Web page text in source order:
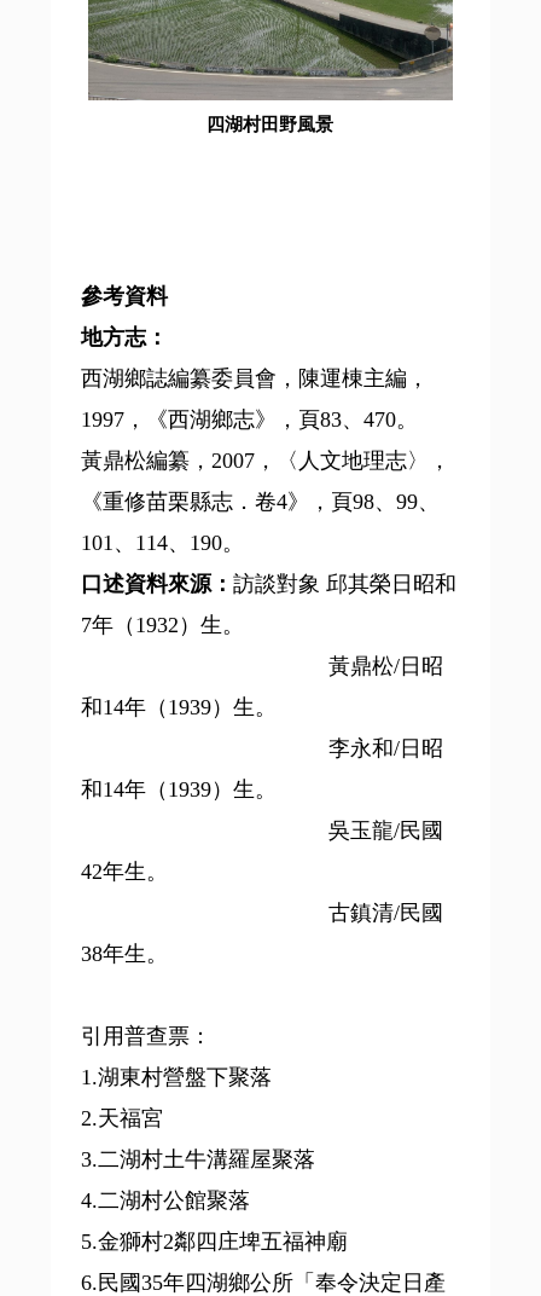
四湖村田野風景
參考資料
地方志：
西湖鄉誌編纂委員會，陳運棟主編，
1997，《西湖鄉志》，頁83、470。
黃鼎松編纂，2007，〈人文地理志〉，
《重修苗栗縣志．卷4》，頁98、99、
101、114、190。
口述資料來源： 訪談對象 邱其榮日昭和
7年（1932）生。
黃鼎松/日昭
和14年（1939）生。
李永和/日昭
和14年（1939）生。
吳玉龍/民國
42年生。
古鎮清/民國
38年生。
引用普查票：
1.湖東村營盤下聚落
2.天福宮
3.二湖村土牛溝羅屋聚落
4.二湖村公館聚落
5.金獅村2鄰四庄埤五福神廟
6.民國35年四湖鄉公所「奉令決定日產